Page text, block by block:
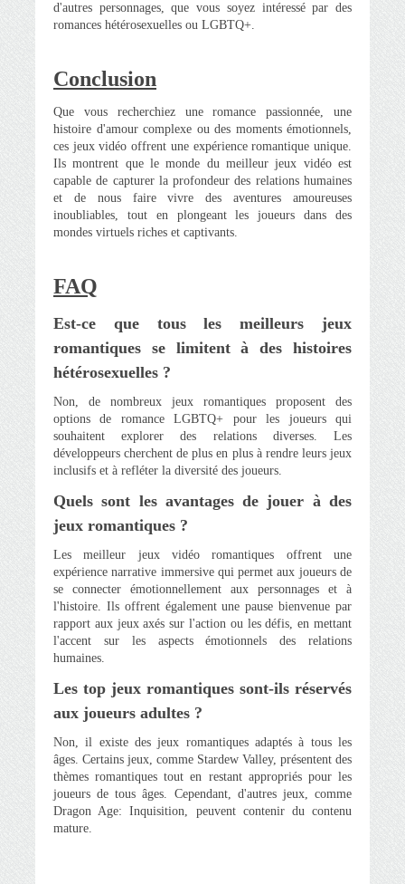
d'autres personnages, que vous soyez intéressé par des
romances hétérosexuelles ou LGBTQ+.
Conclusion
Que vous recherchiez une romance passionnée, une
histoire d'amour complexe ou des moments émotionnels,
ces jeux vidéo offrent une expérience romantique unique.
Ils montrent que le monde du meilleur jeux vidéo est
capable de capturer la profondeur des relations humaines
et de nous faire vivre des aventures amoureuses
inoubliables, tout en plongeant les joueurs dans des
mondes virtuels riches et captivants.
FAQ
Est-ce que tous les meilleurs jeux
romantiques se limitent à des histoires
hétérosexuelles ?
Non, de nombreux jeux romantiques proposent des
options de romance LGBTQ+ pour les joueurs qui
souhaitent explorer des relations diverses. Les
développeurs cherchent de plus en plus à rendre leurs jeux
inclusifs et à refléter la diversité des joueurs.
Quels sont les avantages de jouer à des
jeux romantiques ?
Les meilleur jeux vidéo romantiques offrent une
expérience narrative immersive qui permet aux joueurs de
se connecter émotionnellement aux personnages et à
l'histoire. Ils offrent également une pause bienvenue par
rapport aux jeux axés sur l'action ou les défis, en mettant
l'accent sur les aspects émotionnels des relations
humaines.
Les top jeux romantiques sont-ils réservés
aux joueurs adultes ?
Non, il existe des jeux romantiques adaptés à tous les
âges. Certains jeux, comme Stardew Valley, présentent des
thèmes romantiques tout en restant appropriés pour les
joueurs de tous âges. Cependant, d'autres jeux, comme
Dragon Age: Inquisition, peuvent contenir du contenu
mature.